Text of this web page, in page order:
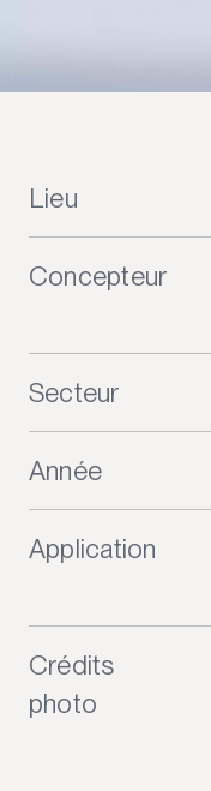
Lieu
Concepteur
Secteur
Année
Application
Crédits
photo